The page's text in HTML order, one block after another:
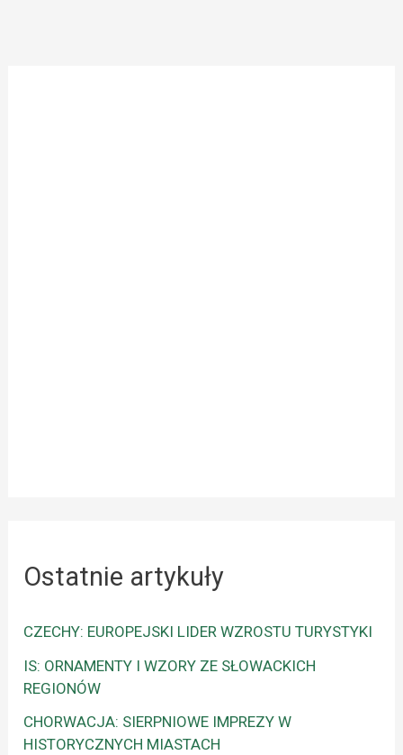
Ostatnie artykuły
CZECHY: EUROPEJSKI LIDER WZROSTU TURYSTYKI
IS: ORNAMENTY I WZORY ZE SŁOWACKICH
REGIONÓW
CHORWACJA: SIERPNIOWE IMPREZY W
HISTORYCZNYCH MIASTACH